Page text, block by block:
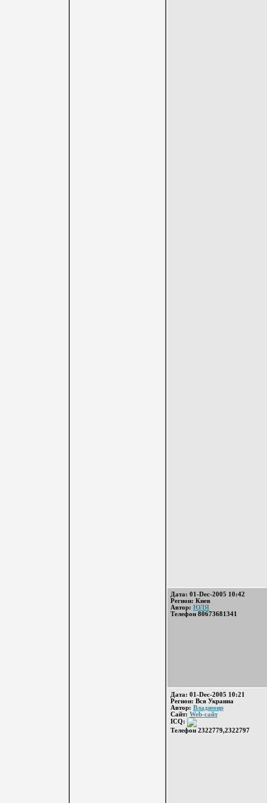
Дата: 01-Dec-2005 10:42
Регион: Киев
Автор: ЮЛЯ
Телефон 80673681341
Дата: 01-Dec-2005 10:21
Регион: Вся Украина
Автор: Владимир
Сайт: Web-сайт
ICQ:
Телефон 2322779,2322797